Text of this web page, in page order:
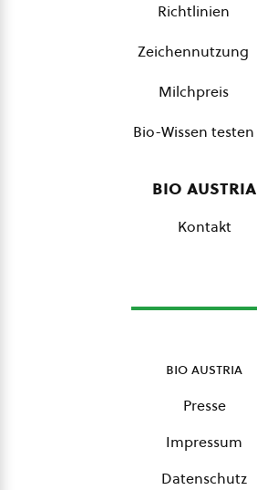
Richtlinien
Zeichennutzung
Milchpreis
Bio-Wissen testen
bio austria
Kontakt
bio austria
Presse
Impressum
Datenschutz